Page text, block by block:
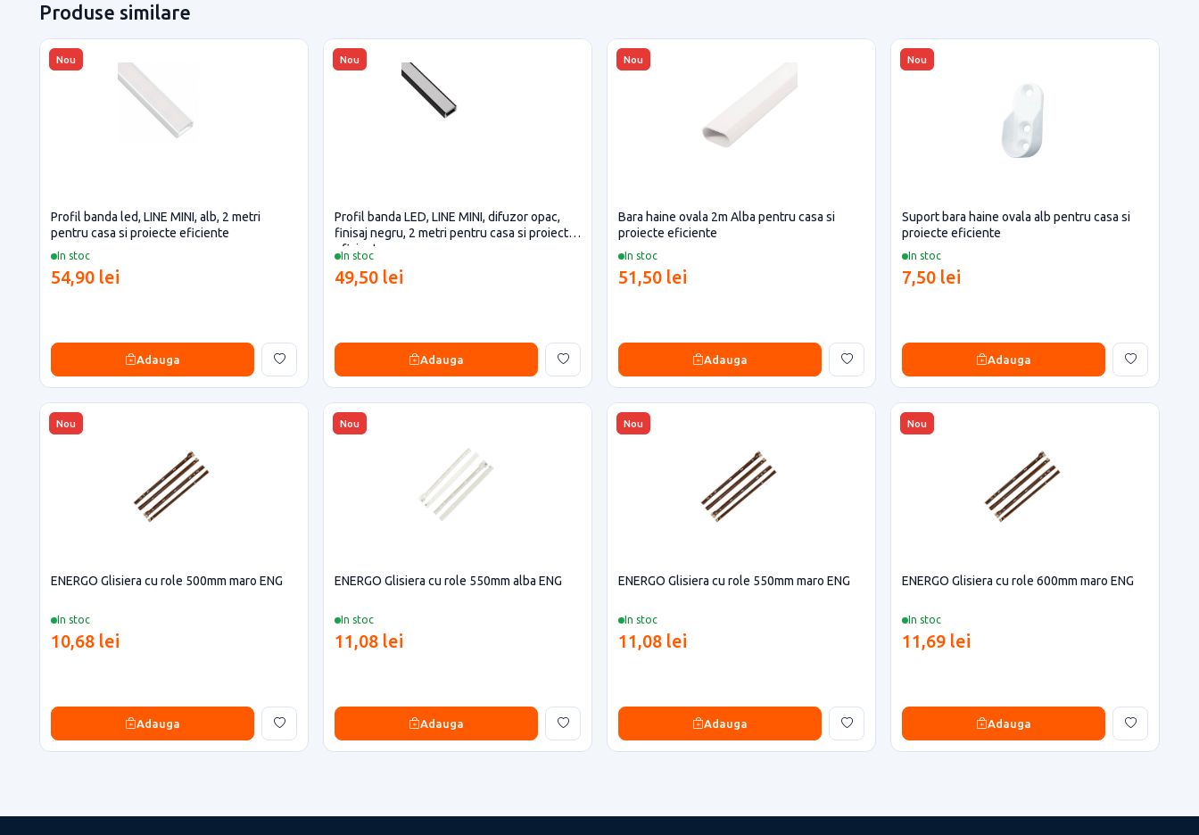
Produse similare
Nou
In stoc
Profil banda led, LINE MINI, alb, 2 metri
pentru casa si proiecte eficiente
54,90 lei
Adauga
Nou
In stoc
Profil banda LED, LINE MINI, difuzor opac,
finisaj negru, 2 metri pentru casa si proiecte
eficiente
49,50 lei
Adauga
Nou
In stoc
Bara haine ovala 2m Alba pentru casa si
proiecte eficiente
51,50 lei
Adauga
Nou
In stoc
Suport bara haine ovala alb pentru casa si
proiecte eficiente
7,50 lei
Adauga
Nou
In stoc
ENERGO Glisiera cu role 500mm maro ENG
10,68 lei
Adauga
Nou
In stoc
ENERGO Glisiera cu role 550mm alba ENG
11,08 lei
Adauga
Nou
In stoc
ENERGO Glisiera cu role 550mm maro ENG
11,08 lei
Adauga
Nou
In stoc
ENERGO Glisiera cu role 600mm maro ENG
11,69 lei
Adauga